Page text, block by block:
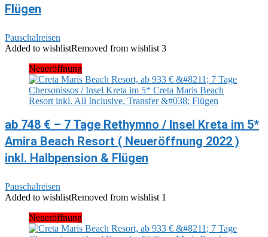
Flügen
Pauschalreisen
Added to wishlistRemoved from wishlist 3
Neueröffnung
ab 748 € – 7 Tage Rethymno / Insel Kreta im 5*
Amira Beach Resort ( Neueröffnung 2022 )
inkl. Halbpension & Flügen
Pauschalreisen
Added to wishlistRemoved from wishlist 1
Neueröffnung